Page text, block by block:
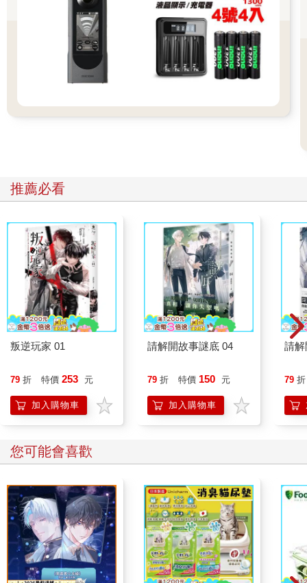
進去之後，還可以經由其他裂縫繞到建築的其他部分。玻璃的構
成也令人驚豔，框大多固定於內部，外面盡量平整貼齊，也因此
讓三角形的裂縫空間更加完整，創造出特別的光影反射。
上部的裂縫貼付著妹島和世經常使用的鐵網語彙，經由鐵網看出
去的天空樹，還有下部的三角玻璃看出去的天空樹，在同一座建
築裡面展現了兩種不同的表情。除了室內因為建築的切割所產生
內容十分傳統的美術館，還是經常搭配著較為現代感的主視覺文
很喜歡從三樓窗戶看下去的一樓庭院，樹的影子很清澈很美。
沿著街道繼續往下走，同樣也是妹島和世設計的「YOSHIDA印刷
東京本社」（ヨシダ印刷東京本社，Yoshida Printing Group），
因為不是公共建築所以鮮為人知。但不同於一般的大樓，有點透
明的銀色鋼網層層包覆著主體，明明是量體建築卻顯得十分輕
盈，體現了妹島和世「輕盈的建築」的概念。我很喜歡她利用銀
色的網子一層一層地包圍著整棟房子，那些帶狀網子之間所形成
的縫隙讓建築似乎像是在呼吸，賦予了它生命。
我喜歡這樣緩緩地在此慢行，在現代與懷舊間徘徊的下町，因為
這樣的衝擊顯得更加富有魅力。下一個天晴的日子再來散散步，
★ 順道和菓子館──下町的北齋茶坊
與妹島和世的兩座建築在同一條路上的「北齋茶坊」，門外掛著
白色暖簾，乾淨清新的內裝融合了現代與一些些日本傳統氛圍，
店裡販售傳統的日式甜食。北齋茶坊是由日式建築長屋的倉庫改
裝，高於一般建築的天花板讓店裡空間呈現寬敞感。店招牌大納
言餡蜜（大納言あんみつ）以及蕨餅（わらびもち）是第一次來
地食材，配上日本家庭料理定番味噌湯，相當鮮甜美味。飯後的
白玉水果塔也令人眼睛一亮，白色的湯圓配上紅豆泥與水果，底
下的透明葛粉凍再加上黑糖與黃豆粉，雖然是法式甜點的樣貌，
味道卻完完全全是日式和菓子的滋味，衝突卻又協調，就像這些
新樣貌的商店或建築毫無違和感地佇立在依舊充滿昔日風情的下
町一樣。
推薦必看
叛逆玩家 01
79 折 特價 253 元
加入購物車
請解開故事謎底 04
79 折 特價 150 元
加入購物車
請解
79 折
您可能會喜歡